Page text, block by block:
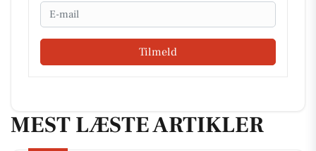
Email
Tilmeld
MEST LÆSTE ARTIKLER